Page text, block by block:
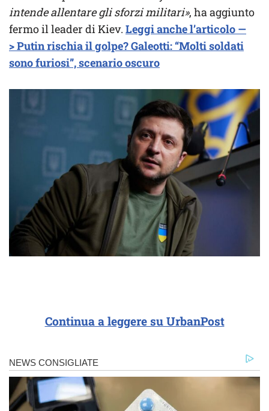
intende allentare gli sforzi militari», ha aggiunto
fermo il leader di Kiev. Leggi anche l’articolo —
> Putin rischia il golpe? Galeotti: “Molti soldati
sono furiosi”, scenario oscuro
Continua a leggere su UrbanPost